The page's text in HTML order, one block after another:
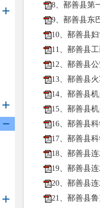
8、鄯善县第
9、鄯善县东
10、鄯善县
11、鄯善县
12、鄯善县
13、鄯善县
14、鄯善县
15、鄯善县
16、鄯善县
17、鄯善县
18、鄯善县
19、鄯善县
20、鄯善县
21、鄯善县